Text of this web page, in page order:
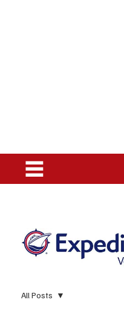
All Posts